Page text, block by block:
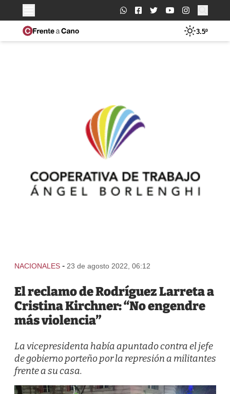
Buscar:
3.5º
NACIONALES - 23 de agosto 2022, 06:12
El reclamo de Rodríguez Larreta a
Cristina Kirchner: “No engendre
más violencia”
La vicepresidenta había apuntado contra el jefe
de gobierno porteño por la represión a militantes
frente a su casa.